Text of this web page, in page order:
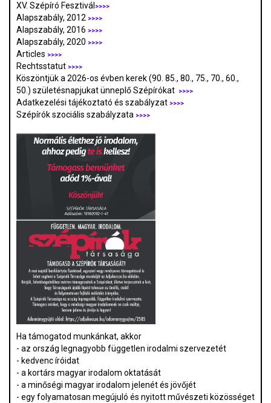
XV. Szépíró Fesztivál >>>>
Alapszabály, 2012 >>>>
Alapszabály, 2016 >>>>
Alapszabály, 2020 >>>>
Articles >>>>
Rechtsstatut >>>>
Köszöntjük a 2026-os évben kerek (90. 85., 80., 75., 70., 60.,
50.) születésnapjukat ünneplő Szépírókat
>>>>
Adatkezelési tájékoztató és szabályzat >>>>
Szépírók szociális szabályzata >>>>
Ha támogatod munkánkat, akkor
- az ország legnagyobb független irodalmi szervezetét
- kedvenc íróidat
- a kortárs magyar irodalom oktatását
- a minőségi magyar irodalom jelenét és jövőjét
- egy folyamatosan megújuló és nyitott művészeti közösséget